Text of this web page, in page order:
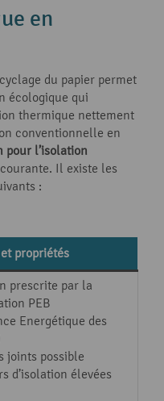
en
du papier permet
écologique qui
thermique nettement
conventionnelle en
pour l’isolation
Il existe les
:
propriétés
prescrite par la
PEB
Energétique des
joints possible
d’isolation élevées